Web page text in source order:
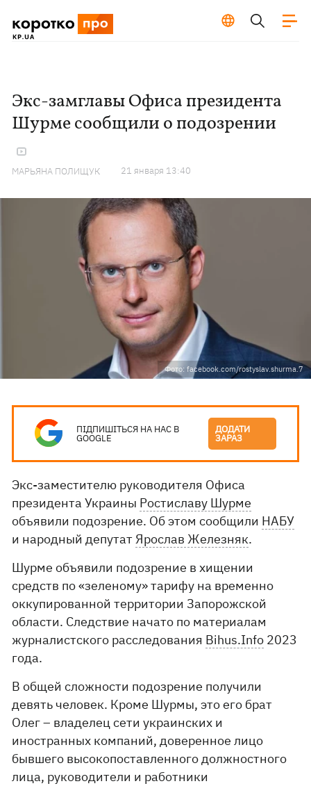
Экс-замглавы Офиса президента
Шурме сообщили о подозрении
МАРЬЯНА ПОЛИЩУК 21 января 13:40
Фото: facebook.com/rostyslav.shurma.7
ПІДПИШІТЬСЯ НА НАС В
GOOGLE
ДОДАТИ
ЗАРАЗ
Экс-заместителю руководителя Офиса
президента Украины Ростиславу Шурме
объявили подозрение. Об этом сообщили НАБУ
и народный депутатЯрослав Железняк.
Шурме объявили подозрение в хищении
средств по «зеленому» тарифу на временно
оккупированной территории Запорожской
области. Следствие начато по материалам
журналистского расследования Bihus.Info 2023
года.
В общей сложности подозрение получили
девять человек. Кроме Шурмы, это его брат
Олег – владелец сети украинских и
иностранных компаний, доверенное лицо
бывшего высокопоставленного должностного
лица, руководители и работники